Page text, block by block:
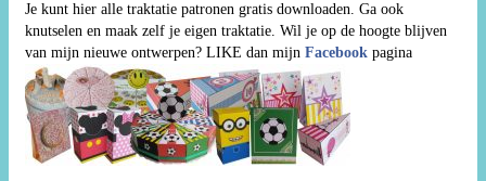
Je kunt hier alle traktatie patronen gratis downloaden. Ga ook
knutselen en maak zelf je eigen traktatie. Wil je op de hoogte blijven
van mijn nieuwe ontwerpen? LIKE dan mijn Facebook pagina